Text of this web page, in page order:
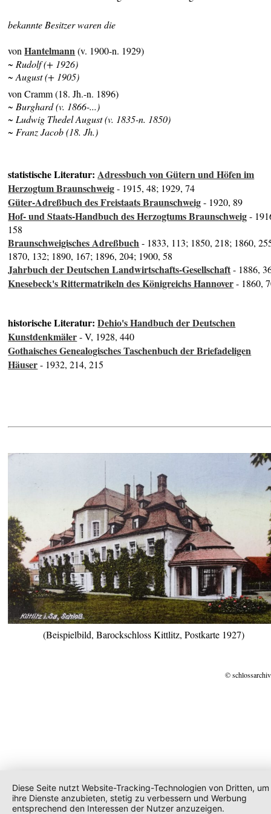
bekannte Besitzer waren die
vonHantelmann(v. 1900-n. 1929)
~ Rudolf (+ 1926)
~ August (+ 1905)
von Cramm (18. Jh.-n. 1896)
~ Burghard (v. 1866-...)
~ Ludwig Thedel August (v. 1835-n. 1850)
~ Franz Jacob (18. Jh.)
statistische Literatur:Adressbuch von Gütern und Höfen im
Herzogtum Braunschweig- 1915, 48; 1929, 74
Güter-Adreßbuch des Freistaats Braunschweig- 1920, 89
Hof- und Staats-Handbuch des Herzogtums Braunschweig-
158
Braunschweigisches Adreßbuch- 1833, 113; 1850, 218; 1860,
1870, 132; 1890, 167; 1896, 204; 1900, 58
Jahrbuch der Deutschen Landwirtschafts-Gesellschaft- 1886,
Knesebeck's Rittermatrikeln des Königreichs Hannover- 1860,
historische Literatur:Dehio's Handbuch der Deutschen
Kunstdenkmäler- V, 1928, 440
Gothaisches Genealogisches Taschenbuch der Briefadeligen
Häuser- 1932, 214, 215
(Beispielbild, Barockschloss Kittlitz, Postkarte 1927)
©
Diese Seite nutzt Website-Tracking-Technologien von Dritten, um
ihre Dienste anzubieten, stetig zu verbessern und Werbung
entsprechend den Interessen der Nutzer anzuzeigen.